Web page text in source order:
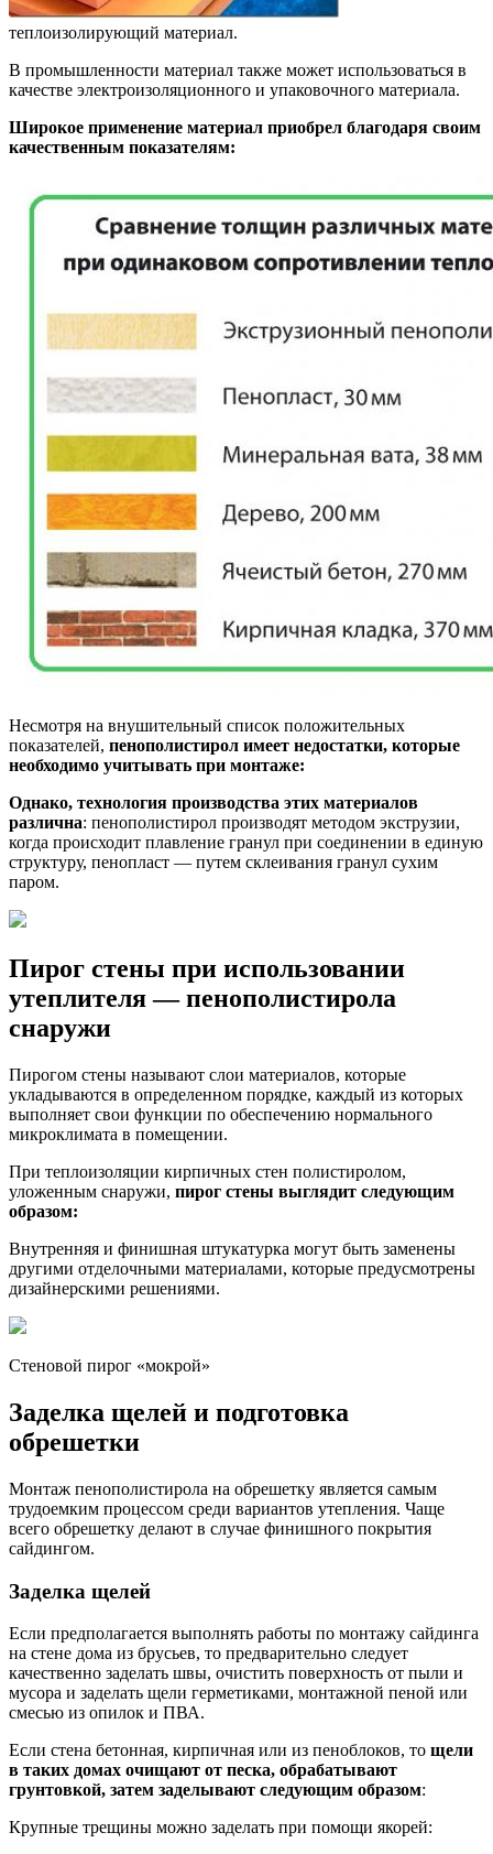
теплоизолирующий материал.
В промышленности материал также может использоваться в
качестве электроизоляционного и упаковочного материала.
Широкое применение материал приобрел благодаря своим
качественным показателям:
Несмотря на внушительный список положительных
показателей, пенополистирол имеет недостатки, которые
необходимо учитывать при монтаже:
Однако, технология производства этих материалов
различна: пенополистирол производят методом экструзии,
когда происходит плавление гранул при соединении в единую
структуру, пенопласт — путем склеивания гранул сухим
паром.
Пирог стены при использовании
утеплителя — пенополистирола
снаружи
Пирогом стены называют слои материалов, которые
укладываются в определенном порядке, каждый из которых
выполняет свои функции по обеспечению нормального
микроклимата в помещении.
При теплоизоляции кирпичных стен полистиролом,
уложенным снаружи, пирог стены выглядит следующим
образом:
Внутренняя и финишная штукатурка могут быть заменены
другими отделочными материалами, которые предусмотрены
дизайнерскими решениями.
Стеновой пирог «мокрой»
Заделка щелей и подготовка
обрешетки
Монтаж пенополистирола на обрешетку является самым
трудоемким процессом среди вариантов утепления. Чаще
всего обрешетку делают в случае финишного покрытия
сайдингом.
Заделка щелей
Если предполагается выполнять работы по монтажу сайдинга
на стене дома из брусьев, то предварительно следует
качественно заделать швы, очистить поверхность от пыли и
мусора и заделать щели герметиками, монтажной пеной или
смесью из опилок и ПВА.
Если стена бетонная, кирпичная или из пеноблоков, то щели
в таких домах очищают от песка, обрабатывают
грунтовкой, затем заделывают следующим образом:
Крупные трещины можно заделать при помощи якорей: